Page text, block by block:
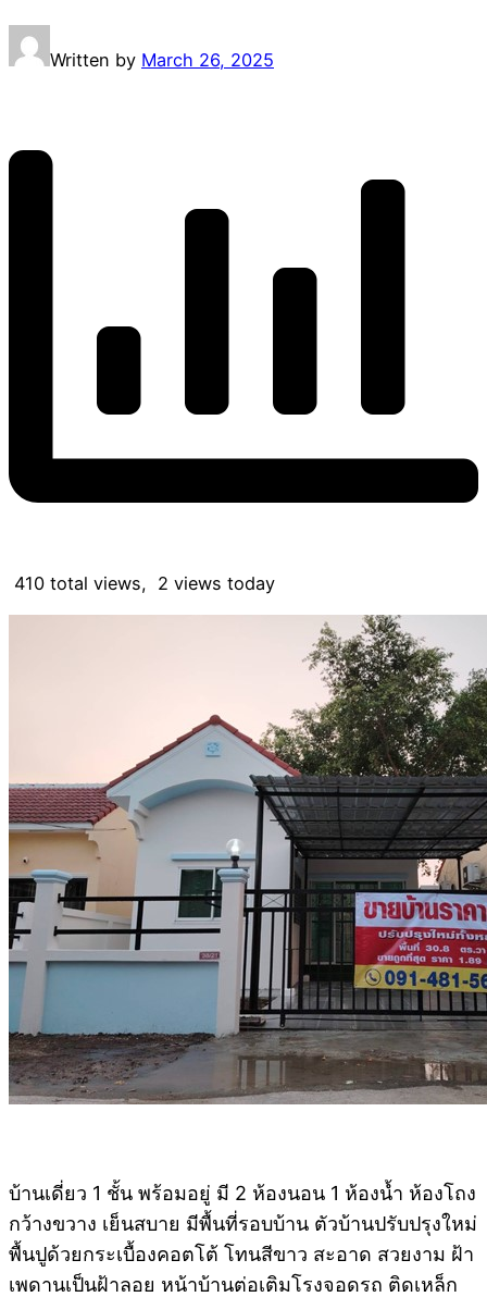
Written by March 26, 2025
410 total views, 2 views today
บ้านเดี่ยว 1 ชั้น พร้อมอยู่ มี 2 ห้องนอน 1 ห้องน้ำ ห้องโถง
กว้างขวาง เย็นสบาย มีพื้นที่รอบบ้าน ตัวบ้านปรับปรุงใหม่
พื้นปูด้วยกระเบื้องคอตโต้ โทนสีขาว สะอาด สวยงาม ฝ้า
เพดานเป็นฝ้าลอย หน้าบ้านต่อเติมโรงจอดรถ ติดเหล็ก